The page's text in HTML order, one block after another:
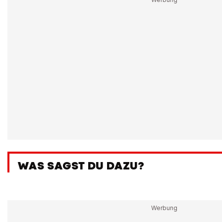
WAS SAGST DU DAZU?